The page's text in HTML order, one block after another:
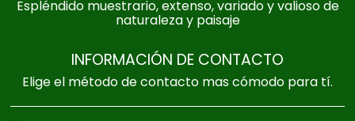
Espléndido muestrario, extenso, variado y valioso de
naturaleza y paisaje
INFORMACIÓN DE CONTACTO
Elige el método de contacto mas cómodo para tí.